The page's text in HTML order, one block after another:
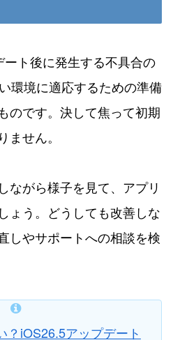
ト後に発生する不具合の
環境に適応するための準備
のです。決して焦って初期
せん。
ながら様子を見て、アプリ
ょう。どうしても改善しな
しやサポートへの相談を検
？iOS26.5アップデート